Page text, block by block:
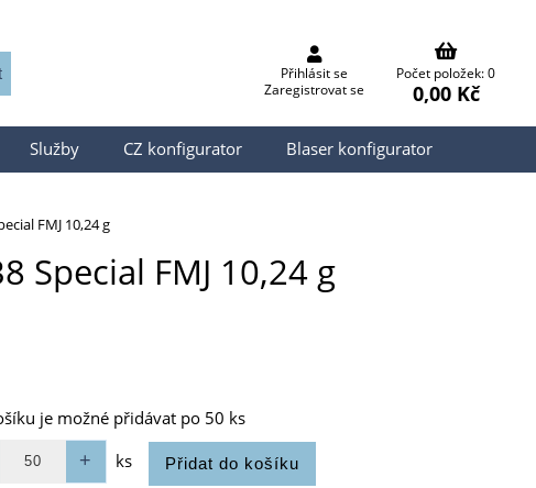
Přihlásit se
Zaregistrovat se
Počet položek: 0
0,00 Kč
Služby CZ konfigurator Blaser konfigurator
FMJ 10,24 g
Special FMJ 10,24 g
je možné přidávat po 50 ks
ks